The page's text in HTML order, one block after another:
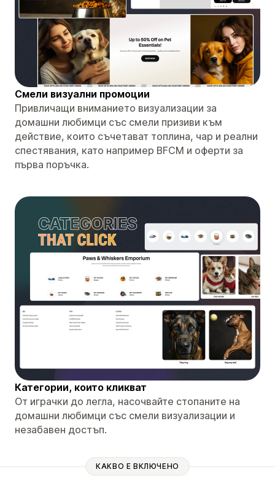
Смели визуални промоции
Привличащи вниманието визуализации за
домашни любимци със смели призиви към
действие, които съчетават топлина, чар и реални
спестявания, като например BFCM и оферти за
първа поръчка.
Категории, които кликват
От играчки до легла, насочвайте стопаните на
домашни любимци със смели визуализации и
незабавен достъп.
КАКВО Е ВКЛЮЧЕНО